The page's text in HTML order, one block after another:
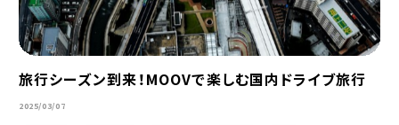
旅行シーズン到来！MOOVで楽しむ国内ドライブ旅行
2025/03/07